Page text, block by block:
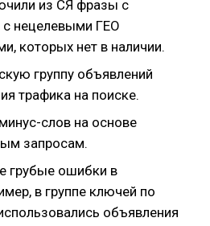
из СЯ фразы с
нецелевыми ГЕО
которых нет в наличии.
группу объявлений
трафика на поиске.
слов на основе
запросам.
грубые ошибки в
в группе ключей по
объявления